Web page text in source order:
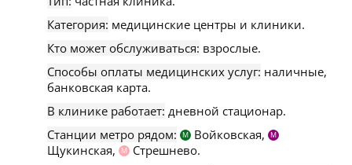
Категория: медицинские центры и клиники.
Кто может обслуживаться: взрослые.
Способы оплаты медицинских услуг: наличные,
банковская карта.
В клинике работает: дневной стационар.
Станции метро рядом:
М Войковская, М
Щукинская, М
Стрешнево.